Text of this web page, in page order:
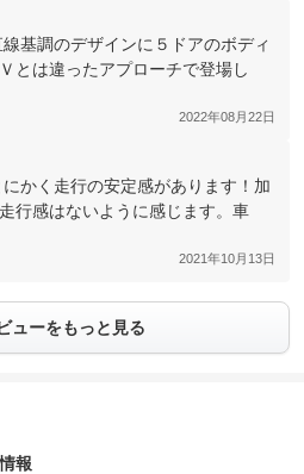
基調のデザインに５ドアのボディ
とは違ったアプローチで登場し
2022年08月22日
にかく走行の安定感があります！加
行感はないように感じます。車
2021年10月13日
ューをもっと見る
報